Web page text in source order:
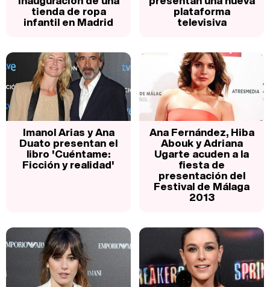
tienda de ropa
infantil en Madrid
plataforma
televisiva
Imanol Arias y Ana
Duato presentan el
libro 'Cuéntame:
Ficción y realidad'
Ana Fernández, Hiba
Abouk y Adriana
Ugarte acuden a la
fiesta de
presentación del
Festival de Málaga
2013